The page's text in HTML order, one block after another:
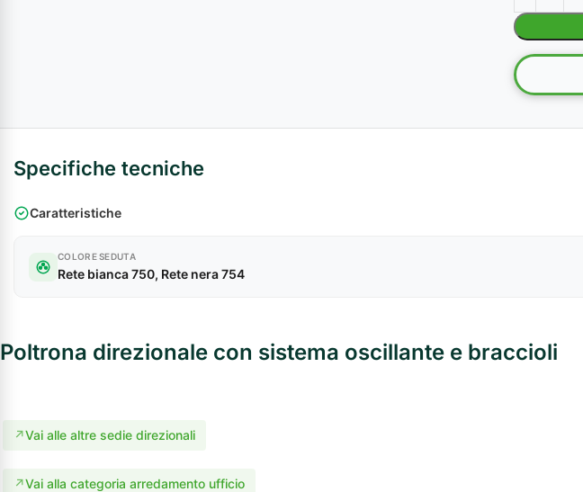
Specifiche tecniche
Caratteristiche
COLORE SEDUTA
Rete bianca 750, Rete nera 754
Poltrona direzionale con sistema oscillante e braccioli
↗Vai alle altre sedie direzionali
↗Vai alla categoria arredamento ufficio